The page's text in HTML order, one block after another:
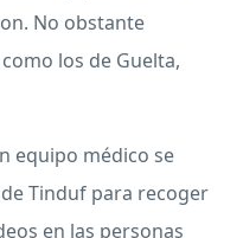
No obstante
los de Guelta,
equipo médico se
Tinduf para recoger
en las personas